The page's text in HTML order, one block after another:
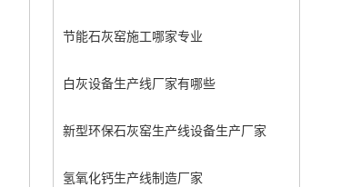
节能石灰窑施工哪家专业
白灰设备生产线厂家有哪些
新型环保石灰窑生产线设备生产厂家
氢氧化钙生产线制造厂家